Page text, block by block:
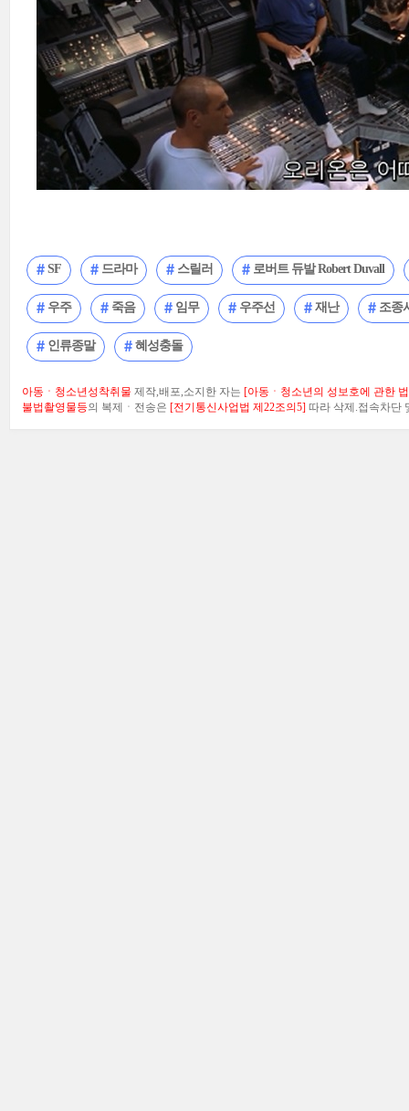
SF 드라마 스릴러 로버트 듀발 Robert Duvall
우주 죽음 임무 우주선 재난 조종
인류종말 혜성충돌
아동ㆍ청소년성착취물 제작,배포,소지한 자는 [아동ㆍ청소년의 성보호에 관한
불법촬영물등의 복제ㆍ전송은 [전기통신사업법 제22조의5] 따라 삭제.접속차단